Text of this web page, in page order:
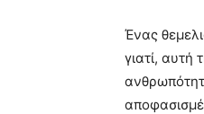
Ένας
γιατί, αυτή